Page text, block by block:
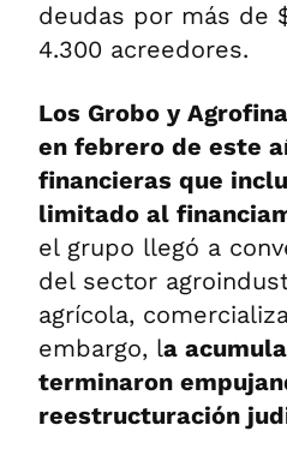
deudas por más de
4.300 acreedores.
Los Grobo y
en febrero de este
financieras que
limitado al
el grupo llegó a
del sector
agrícola,
embargo, la
terminaron
reestructuración